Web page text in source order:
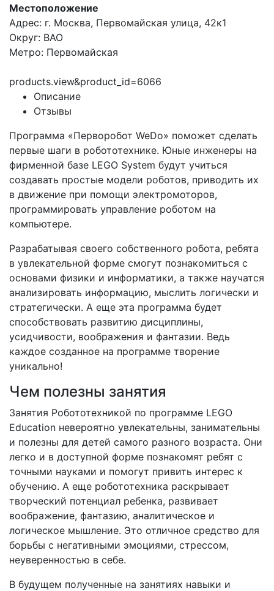
Местоположение
Адрес: г. Москва, Первомайская улица, 42к1
Округ: ВАО
Метро: Первомайская
products.view&product_id=6066
Описание
Отзывы
Программа «Перворобот WeDo» поможет сделать
первые шаги в робототехнике. Юные инженеры на
фирменной базе LEGO System будут учиться
создавать простые модели роботов, приводить их
в движение при помощи электромоторов,
программировать управление роботом на
компьютере.
Разрабатывая своего собственного робота, ребята
в увлекательной форме смогут познакомиться с
основами физики и информатики, а также научатся
анализировать информацию, мыслить логически и
стратегически. А еще эта программа будет
способствовать развитию дисциплины,
усидчивости, воображения и фантазии. Ведь
каждое созданное на программе творение
уникально!
Чем полезны занятия
Занятия Робототехникой по программе LEGO
Education невероятно увлекательны, занимательны
и полезны для детей самого разного возраста. Они
легко и в доступной форме познакомят ребят с
точными науками и помогут привить интерес к
обучению. А еще робототехника раскрывает
творческий потенциал ребенка, развивает
воображение, фантазию, аналитическое и
логическое мышление. Это отличное средство для
борьбы с негативными эмоциями, стрессом,
неуверенностью в себе.
В будущем полученные на занятиях навыки и